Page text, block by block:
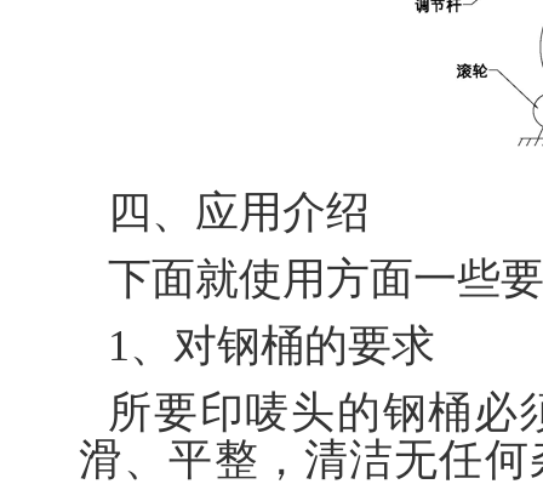
四、应用介绍
下面就使用方面一些
1、对钢桶的要求
所要印唛头的钢桶必
滑、平整，清洁无任